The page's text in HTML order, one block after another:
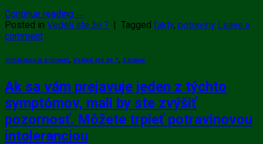
Continue reading →
Posted in Vedeli ste že ? Tagged fakty, potraviny Leave a
comment
Intolerancia potravín, Vedeli ste že ?, Zdravie
Ak sa vám prejavuje jeden z týchto
symptómov, mali by ste zvýšiť
pozornosť. Môžete trpieť potravinovou
intoleranciou